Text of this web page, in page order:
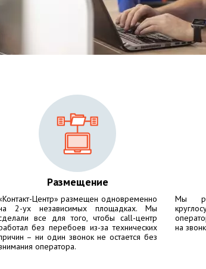
Размещение
Центр» размещен одновременно
2-ух независимых площадках. Мы
все для того, чтобы call-центр
без перебоев из-за технических
– ни один звонок не остается без
оператора.
Мы
на